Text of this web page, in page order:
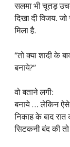
सलमा भी चूतड़
दिखा दी विजय.
मिला है.
“तो क्या शादी के
बनाये?”
वो बताने लगी:
बनाये … लेकिन ऐसे
निकाह के बाद
सिटकनी बंद की